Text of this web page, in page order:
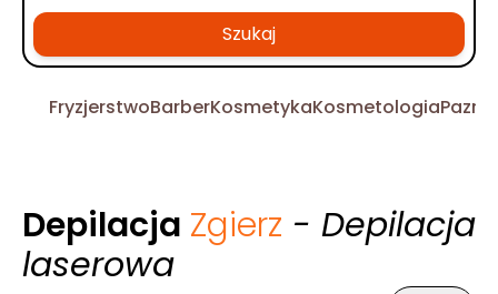
Szukaj
FryzjerstwoBarberKosmetykaKosmetologia
Depilacja Zgierz - Depilacja
laserowa